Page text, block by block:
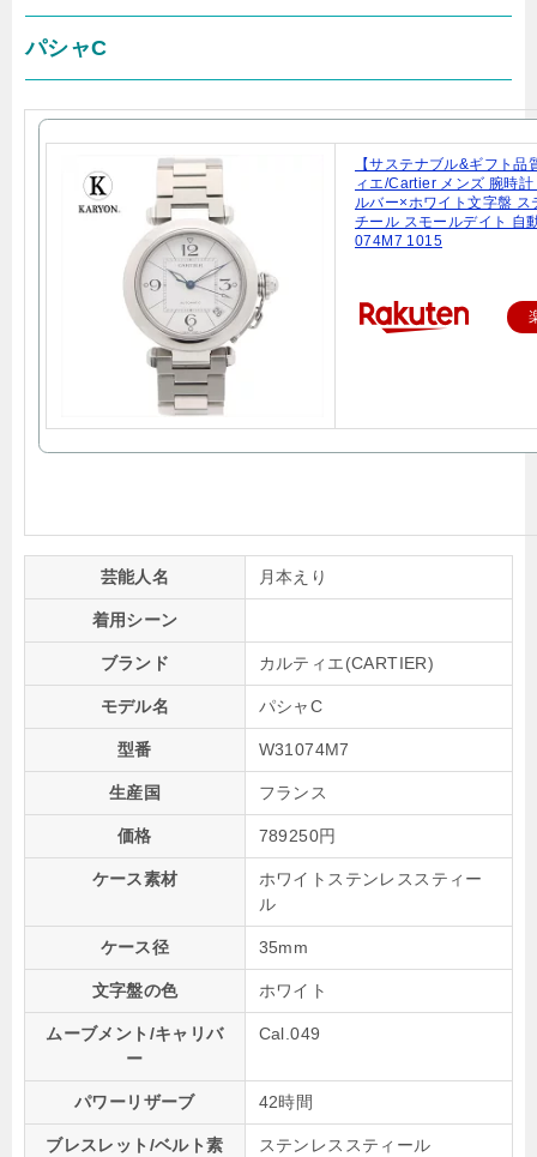
パシャC
【サステナブル&ギフト品
ィエ/Cartier メンズ 腕時
ルバー×ホワイト文字盤 ス
チール スモールデイト 自
074M7 1015
芸能人名 月本えり
着用シーン
ブランド カルティエ(CARTIER)
モデル名 パシャC
型番 W31074M7
生産国 フランス
価格 789250円
ケース素材
ホワイトステンレススティー
ル
ケース径 35mm
文字盤の色 ホワイト
ムーブメント/キャリバ
ー
Cal.049
パワーリザーブ 42時間
ブレスレット/ベルト素
ステンレススティール